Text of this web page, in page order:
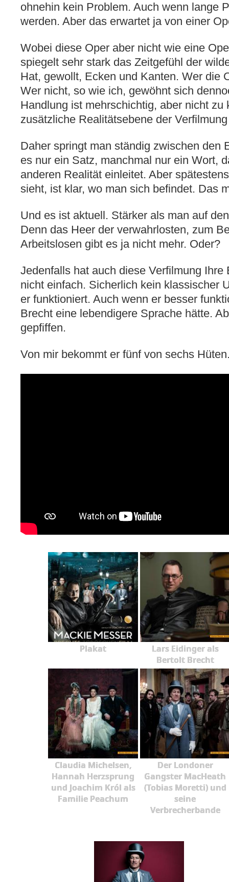
ohnehin kein Problem. Auch wenn lange
werden. Aber das erwartet ja von einer
Wobei diese Oper aber nicht wie eine
spiegelt sehr stark das Zeitgefühl der
Hat, gewollt, Ecken und Kanten. Wer die
Wer nicht, so wie ich, gewöhnt sich
Handlung ist mehrschichtig, aber nicht zu
zusätzliche Realitätsebene der
Daher springt man ständig zwischen den
es nur ein Satz, manchmal nur ein Wort,
anderen Realität einleitet. Aber
sieht, ist klar, wo man sich befindet. Das
Und es ist aktuell. Stärker als man auf
Denn das Heer der verwahrlosten, zum
Arbeitslosen gibt es ja nicht mehr. Oder?
Jedenfalls hat auch diese Verfilmung Ihre
nicht einfach. Sicherlich kein klassischer
er funktioniert. Auch wenn er besser
Brecht eine lebendigere Sprache hätte.
gepfiffen.
Von mir bekommt er fünf von sechs
Plakat
Lars Eidinger als
Bertolt Brecht
Claudia Michelsen,
Hannah Herzsprung
und Joachim Król als
Familie Peachum
Der Londoner
Gangster MacHeath
(Tobias Moretti) und
seine
Verbrecherbande